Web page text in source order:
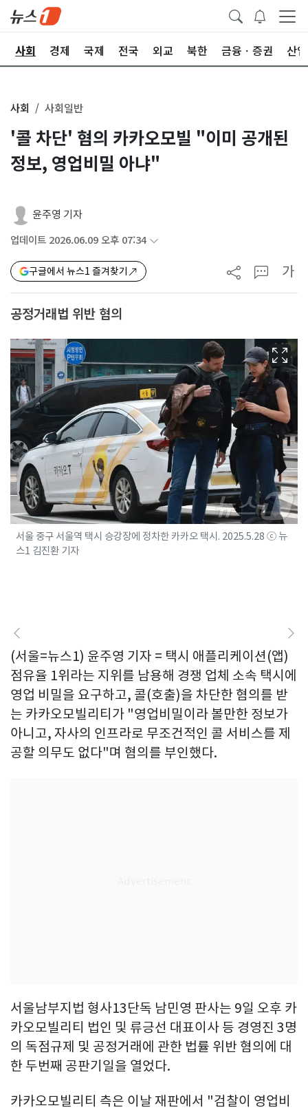
사회 경제 국제 전국 외교 북한 금융ㆍ증권 산업
사회 사회일반
'콜 차단' 혐의 카카오모빌 "이미 공개된
정보, 영업비밀 아냐"
윤주영 기자
업데이트 2026.06.09 오후 07:34
구글에서 뉴스1 즐겨찾기 가
공정거래법 위반 혐의
서울 중구 서울역 택시 승강장에 정차한 카카오 택시. 2025.5.28 ⓒ 뉴
스1 김진환 기자
(서울=뉴스1) 윤주영 기자 = 택시 애플리케이션(앱)
점유율 1위라는 지위를 남용해 경쟁 업체 소속 택시에
영업 비밀을 요구하고, 콜(호출)을 차단한 혐의를 받
는 카카오모빌리티가 "영업비밀이라 볼만한 정보가
아니고, 자사의 인프라로 무조건적인 콜 서비스를 제
공할 의무도 없다"며 혐의를 부인했다.
서울남부지법 형사13단독 남민영 판사는 9일 오후 카
카오모빌리티 법인 및 류긍선 대표이사 등 경영진 3명
의 독점규제 및 공정거래에 관한 법률 위반 혐의에 대
한 두번째 공판기일을 열었다.
카카오모빌리티 측은 이날 재판에서 "검찰이 영업비